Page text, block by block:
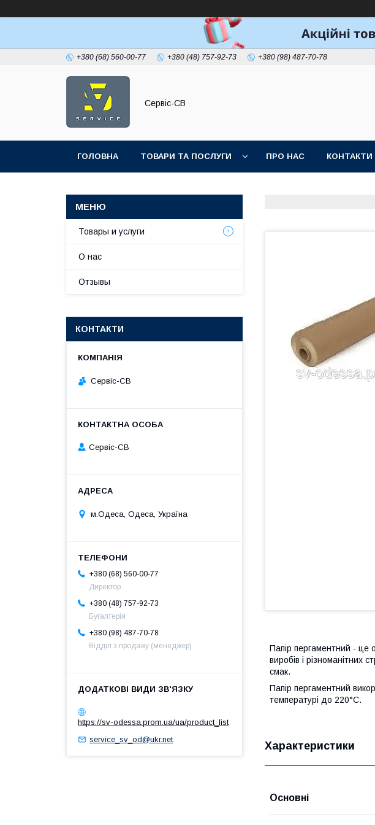
+380 (68) 560-00-77 +380 (48) 757-92-73 +380 (98) 487-70-78
Сервіс-СВ
ГОЛОВНА ТОВАРИ ТА ПОСЛУГИ ПРО НАС КОНТАКТИ
Папір пергаментний - це
виробів і різноманітних
смак.
Папір пергаментний
температурі до 220°С.
Характеристики
Основні
Товары и услуги
О нас
Отзывы
КОНТАКТИ
Сервіс-СВ
Сервіс-СВ
м.Одеса, Одеса, Україна
+380 (68) 560-00-77
Директор
+380 (48) 757-92-73
Бугалтерія
+380 (98) 487-70-78
Відділ з продажу (менеджер)
https://sv-odessa.prom.ua/ua/product_list
service_sv_od@ukr.net